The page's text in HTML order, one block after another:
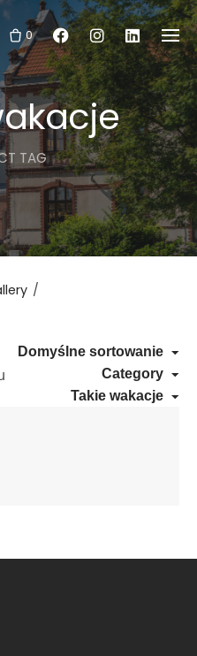
0
TAG
/
Domyślne sortowanie
Category
Takie wakacje